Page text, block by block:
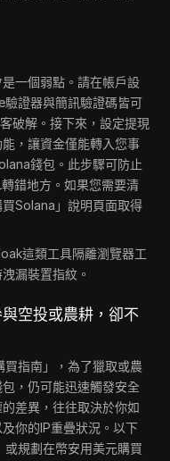
一個弱點。請在帳戶設
驗證器與簡訊驗證碼皆可
破解。接下來，設定提現
，讓資金僅能轉入您事
錢包。此步驟可防止
錯地方。如果您需要清
Solana」說明頁面取得
這類工具隔離瀏覽器工
漏裝置指紋。
空投或農耕，卻不
指南」，為了獵取或農
，仍可能迅速觸發安全
差異，往往取決於你如
你的IP重疊狀況。以下
規劃在幣安用美元購買